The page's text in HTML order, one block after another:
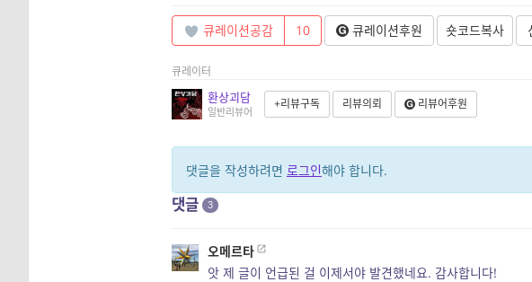
큐레이션공감 10 큐레이션후원 숏코드복사
큐레이터
환상괴담
일반리뷰어
+리뷰구독 리뷰의뢰 리뷰어후원
댓글을 작성하려면 로그인해야 합니다.
댓글 3
오메르타
앗 제 글이 언급된 걸 이제서야 발견했네요. 감사합니다!